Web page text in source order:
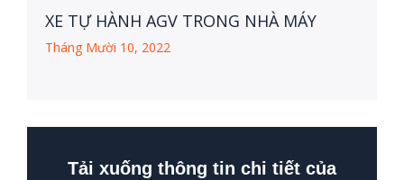
XE TỰ HÀNH AGV TRONG NHÀ MÁY
Tháng Mười 10, 2022
Tải xuống thông tin chi tiết của